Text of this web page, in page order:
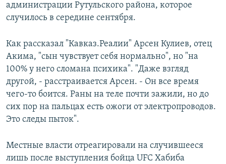
администрации Рутульского района, которое
случилось в середине сентября.
Как рассказал "Кавказ.Реалии" Арсен Кулиев, отец
Акима, "сын чувствует себя нормально", но "на
100% у него сломана психика". "Даже взгляд
другой, - расстраивается Арсен. - Он все время
чего-то боится. Раны на теле почти зажили, но до
сих пор на пальцах есть ожоги от электропроводов.
Это следы пыток".
Местные власти отреагировали на случившееся
лишь после выступления бойца UFC Хабиба